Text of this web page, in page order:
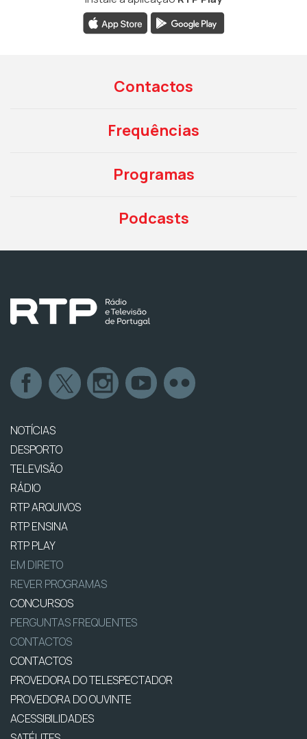
Contactos
Frequências
Programas
Podcasts
NOTÍCIAS
DESPORTO
TELEVISÃO
RÁDIO
RTP ARQUIVOS
RTP ENSINA
RTP PLAY
EM DIRETO
REVER PROGRAMAS
CONCURSOS
PERGUNTAS FREQUENTES
CONTACTOS
CONTACTOS
PROVEDORA DO TELESPECTADOR
PROVEDORA DO OUVINTE
ACESSIBILIDADES